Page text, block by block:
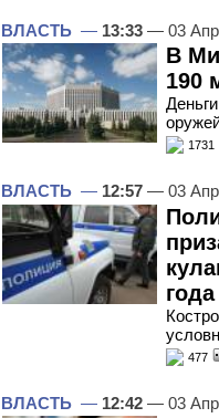
ВЛАСТЬ — 13:33 — 03
В
190
1731
ВЛАСТЬ — 12:57 — 03
477
ВЛАСТЬ — 12:42 — 03